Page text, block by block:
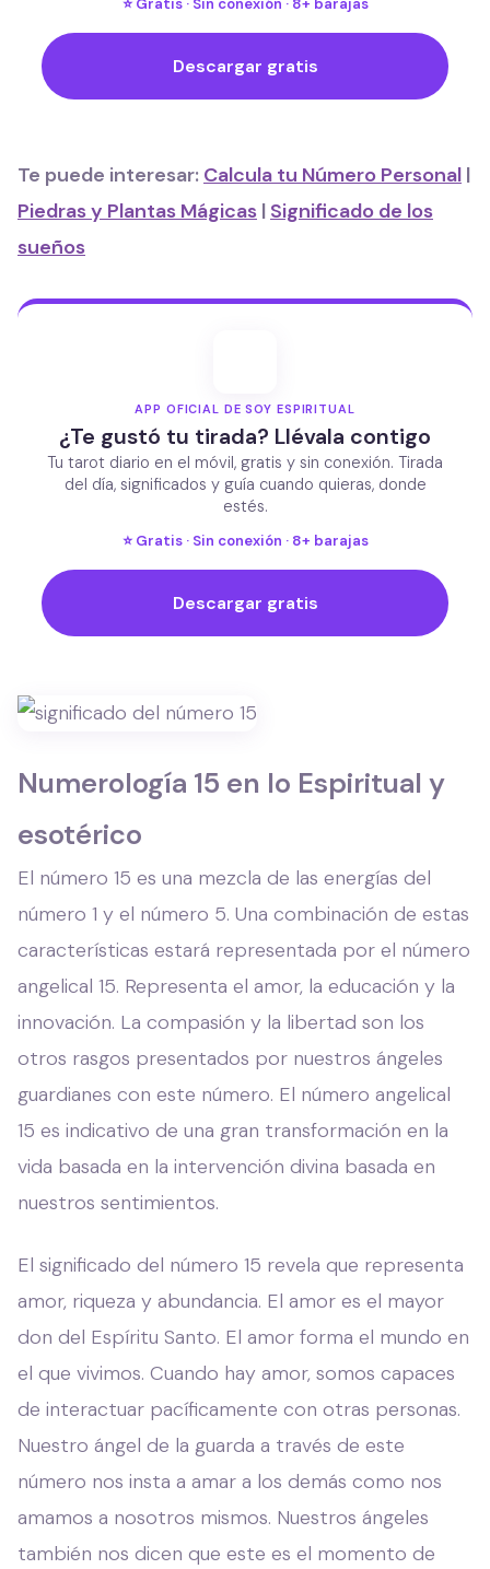
Descargar gratis
Te puede interesar: Calcula tu Número Personal |
Piedras y Plantas Mágicas | Significado de los
sueños
APP OFICIAL DE SOY ESPIRITUAL
¿Te gustó tu tirada? Llévala contigo
Tu tarot diario en el móvil, gratis y sin conexión. Tirada
del día, significados y guía cuando quieras, donde
estés.
⭐ Gratis · Sin conexión · 8+ barajas
Descargar gratis
Numerología 15 en lo Espiritual y
esotérico
El número 15 es una mezcla de las energías del
número 1 y el número 5. Una combinación de estas
características estará representada por el número
angelical 15. Representa el amor, la educación y la
innovación. La compasión y la libertad son los
otros rasgos presentados por nuestros ángeles
guardianes con este número. El número angelical
15 es indicativo de una gran transformación en la
vida basada en la intervención divina basada en
nuestros sentimientos.
El significado del número 15 revela que representa
amor, riqueza y abundancia. El amor es el mayor
don del Espíritu Santo. El amor forma el mundo en
el que vivimos. Cuando hay amor, somos capaces
de interactuar pacíficamente con otras personas.
Nuestro ángel de la guarda a través de este
número nos insta a amar a los demás como nos
amamos a nosotros mismos. Nuestros ángeles
también nos dicen que este es el momento de